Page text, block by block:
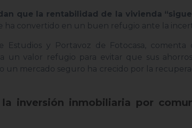
que la rentabilidad de la vivienda
ha convertido en un buen refugio ante la
Estudios y Portavoz de Fotocasa,
un valor refugio para evitar que sus
un mercado seguro ha crecido por la
inversión inmobiliaria por